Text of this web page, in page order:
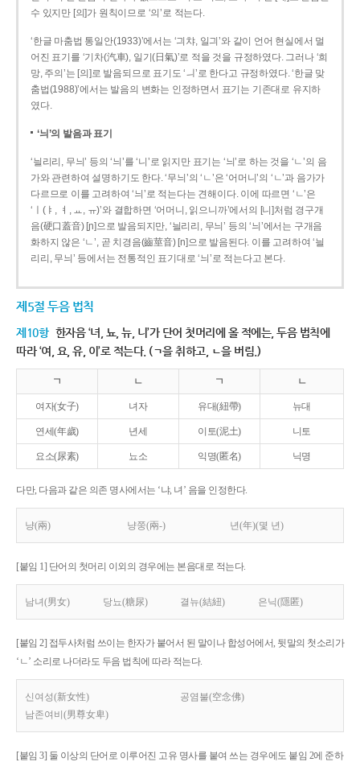
수 있지만 [의]가 원칙이므로 ‘의’로 적는다.
‘한글 마춤법 통일안(1933)’에서는 ‘긔챠, 일긔’와 같이 언어 현실에서 멀
어진 표기를 ‘기차(汽車), 일기(日氣)’로 적을 것을 규정하였다. 그러나 ‘희
망, 주의’는 [의]로 발음되므로 표기도 ‘ㅢ’로 한다고 규정하였다. ‘한글 맞
춤법(1988)’에서는 발음의 변화는 인정하면서 표기는 기존대로 유지하
였다.
‘늬’의 발음과 표기
‘늴리리, 무늬’ 등의 ‘늬’를 ‘니’로 읽지만 표기는 ‘늬’로 하는 것을 ‘ㄴ’의 음
가와 관련하여 설명하기도 한다. ‘무늬’의 ‘ㄴ’은 ‘어머니’의 ‘ㄴ’과 음가가
다르므로 이를 고려하여 ‘늬’로 적는다는 견해이다. 이에 따르면 ‘ㄴ’은
‘ㅣ(ㅑ, ㅕ, ㅛ, ㅠ)’와 결합하면 ‘어머니, 읽으니까’에서의 [니]처럼 경구개
음(硬口蓋音) [ɲ]으로 발음되지만, ‘늴리리, 무늬’ 등의 ‘늬’에서는 구개음
화하지 않은 ‘ㄴ’, 곧 치경음(齒莖音) [n]으로 발음된다. 이를 고려하여 ‘늴
리리, 무늬’ 등에서는 전통적인 표기대로 ‘늬’로 적는다고 본다.
제5절 두음 법칙
제10항 한자음 ‘녀, 뇨, 뉴, 니’가 단어 첫머리에 올 적에는, 두음 법칙에
따라 ‘여, 요, 유, 이’로 적는다. (ㄱ을 취하고, ㄴ을 버림.)
ㄱ ㄴ ㄱ ㄴ
여자(女子) 녀자 유대(紐帶) 뉴대
연세(年歲) 년세 이토(泥土) 니토
요소(尿素) 뇨소 익명(匿名) 닉명
다만, 다음과 같은 의존 명사에서는 ‘냐, 녀’ 음을 인정한다.
냥(兩) 냥쭝(兩-) 년(年)(몇 년)
[붙임 1] 단어의 첫머리 이외의 경우에는 본음대로 적는다.
남녀(男女) 당뇨(糖尿) 결뉴(結紐) 은닉(隱匿)
[붙임 2] 접두사처럼 쓰이는 한자가 붙어서 된 말이나 합성어에서, 뒷말의 첫소리가
‘ㄴ’ 소리로 나더라도 두음 법칙에 따라 적는다.
신여성(新女性)
공염불(空念佛)
남존여비(男尊女卑)
[붙임 3] 둘 이상의 단어로 이루어진 고유 명사를 붙여 쓰는 경우에도 붙임 2에 준하